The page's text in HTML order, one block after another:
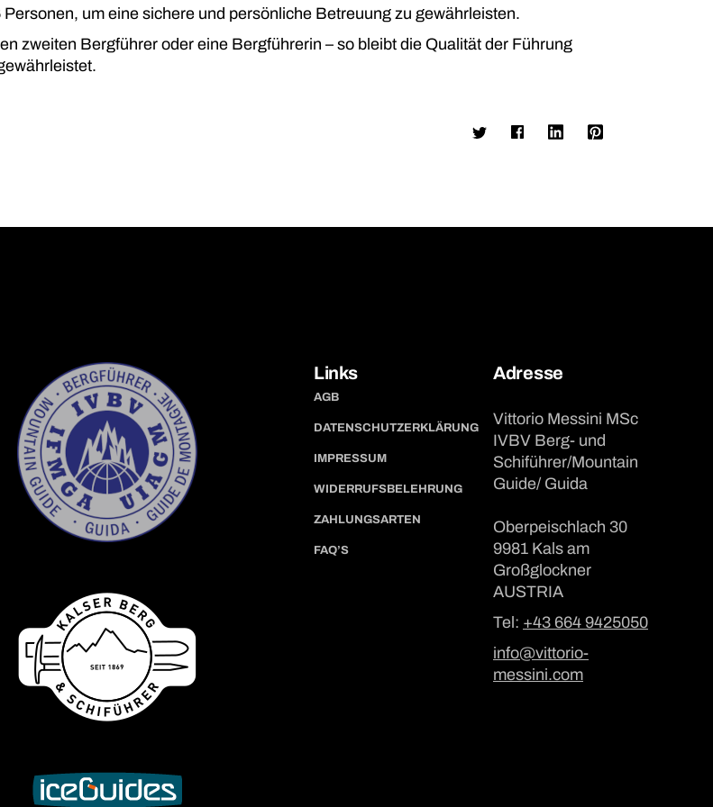
um eine sichere und persönliche Betreuung zu gewährleisten.
zweiten Bergführer oder eine Bergführerin – so bleibt die Qualität der Führung
Links
AGB
DATENSCHUTZERKLÄRUNG
IMPRESSUM
WIDERRUFSBELEHRUNG
ZAHLUNGSARTEN
FAQ’S
Adresse
Vittorio Messini MSc
IVBV Berg- und
Schiführer/Mountain
Guide/ Guida
Oberpeischlach 30
9981 Kals am
Großglockner
AUSTRIA
Tel: +43 664 9425050
info@vittorio-
messini.com